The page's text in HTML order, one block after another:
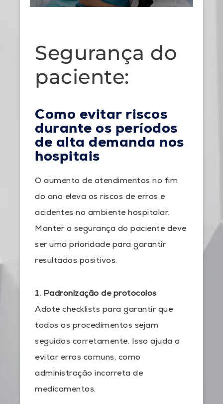
Segurança do
paciente:
Como evitar riscos
durante os períodos
de alta demanda nos
hospitais
O aumento de atendimentos no fim
do ano eleva os riscos de erros e
acidentes no ambiente hospitalar.
Manter a segurança do paciente deve
ser uma prioridade para garantir
resultados positivos.
1. Padronização de protocolos
Adote checklists para garantir que
todos os procedimentos sejam
seguidos corretamente. Isso ajuda a
evitar erros comuns, como
administração incorreta de
medicamentos.